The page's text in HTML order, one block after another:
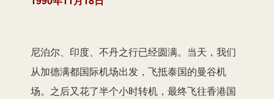
尼泊尔、印度、不丹之行已经圆满。当天，我们
从加德满都国际机场出发，飞抵泰国的曼谷机
场。之后又花了半个小时转机，最终飞往香港国